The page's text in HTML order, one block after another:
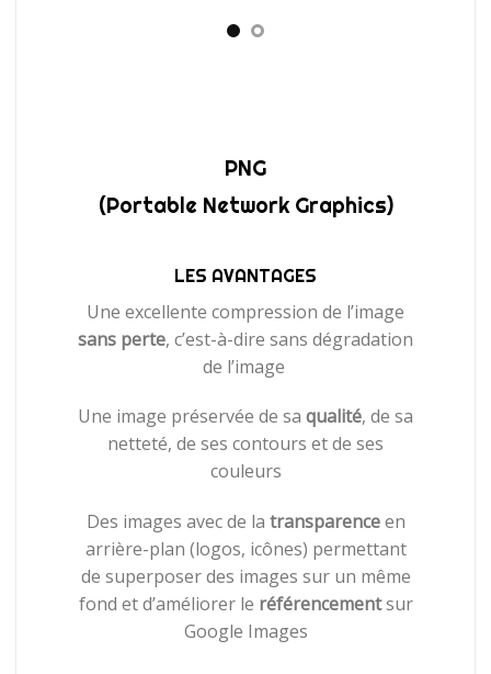
PNG
(Portable Network Graphics)
LES AVANTAGES
Une excellente compression de l’image
sans perte, c’est-à-dire sans dégradation
de l’image
Une image préservée de sa qualité, de sa
netteté, de ses contours et de ses
couleurs
Des images avec de la transparenceen
arrière-plan (logos, icônes) permettant
de superposer des images sur un même
fond et d’améliorer le référencementsur
Google Images